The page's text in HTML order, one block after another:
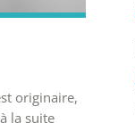
originaire,
la suite